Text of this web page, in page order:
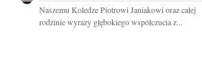
Naszemu Koledze Piotrowi Janiakowi oraz całej
rodzinie wyrazy głębokiego współczucia z...